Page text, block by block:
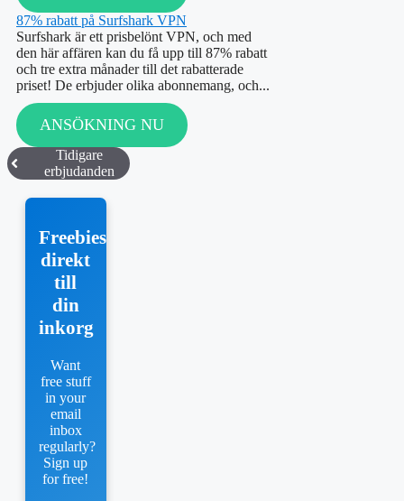
87% rabatt på Surfshark VPN
Surfshark är ett prisbelönt VPN, och med
den här affären kan du få upp till 87% rabatt
och tre extra månader till det rabatterade
priset! De erbjuder olika abonnemang, och...
ANSÖKNING NU
Tidigare
erbjudanden
Freebies
direkt
till
din
inkorg
Want
free stuff
in your
email
inbox
regularly?
Sign up
for free!